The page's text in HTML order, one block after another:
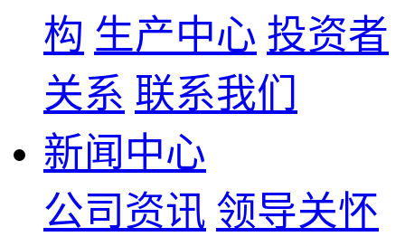
构 生产中心 投资者
关系 联系我们
新闻中心
公司资讯 领导关怀